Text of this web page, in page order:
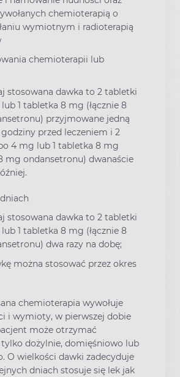
chemioterapią o
wymiotnym i radioterapią
chemioterapii lub
stosowana dawka to 2 tabletki
1 tabletka 8 mg (łącznie 8
przyjmowane jedną
przed leczeniem i 2
4 mg lub 1 tabletka 8 mg
mg ondansetronu) dwanaście
stosowana dawka to 2 tabletki
1 tabletka 8 mg (łącznie 8
dwa razy na dobę;
można stosować przez okres
chemioterapia wywołuje
i wymioty, w pierwszej dobie
może otrzymać
dożylnie, domięśniowo lub
O wielkości dawki zadecyduje
dniach stosuje się lek jak